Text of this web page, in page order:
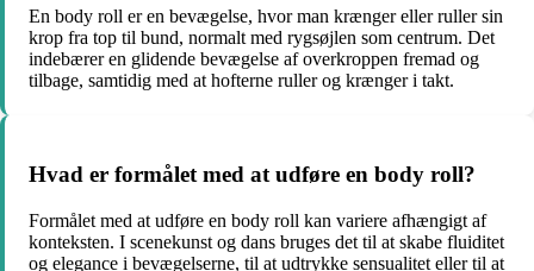
En body roll er en bevægelse, hvor man krænger eller ruller sin
krop fra top til bund, normalt med rygsøjlen som centrum. Det
indebærer en glidende bevægelse af overkroppen fremad og
tilbage, samtidig med at hofterne ruller og krænger i takt.
Hvad er formålet med at udføre en body roll?
Formålet med at udføre en body roll kan variere afhængigt af
konteksten. I scenekunst og dans bruges det til at skabe fluiditet
og elegance i bevægelserne, til at udtrykke sensualitet eller til at